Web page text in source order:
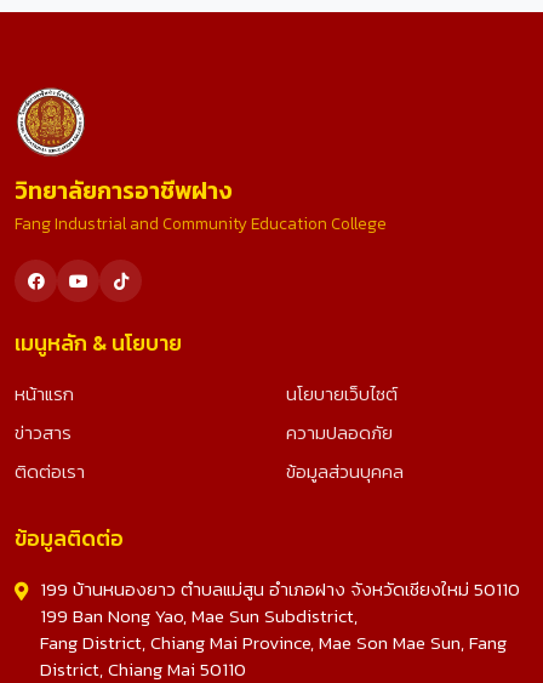
วิทยาลัยการอาชีพฝาง
Fang Industrial and Community Education College
เมนูหลัก & นโยบาย
หน้าแรก
ข่าวสาร
ติดต่อเรา
นโยบายเว็บไซต์
ความปลอดภัย
ข้อมูลส่วนบุคคล
ข้อมูลติดต่อ
199 บ้านหนองยาว ตำบลแม่สูน อำเภอฝาง จังหวัดเชียงใหม่ 50110
199 Ban Nong Yao, Mae Sun Subdistrict,
Fang District, Chiang Mai Province, Mae Son Mae Sun, Fang
District, Chiang Mai 50110